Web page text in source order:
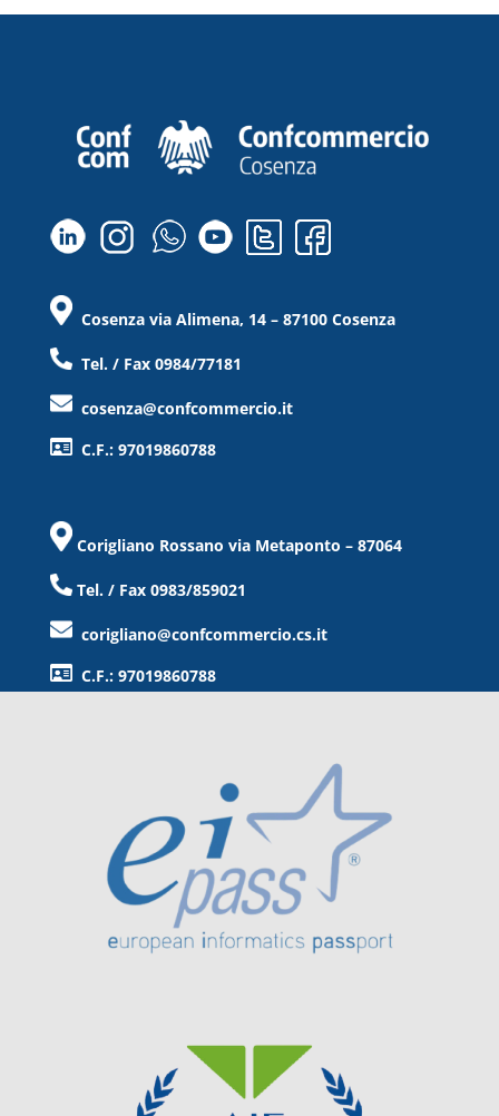
Cosenza via Alimena, 14 – 87100 Cosenza
Tel. / Fax 0984/77181
cosenza@confcommercio.it
C.F.: 97019860788
Corigliano Rossano via Metaponto – 87064
Tel. / Fax 0983/859021
corigliano@confcommercio.cs.it
C.F.: 97019860788